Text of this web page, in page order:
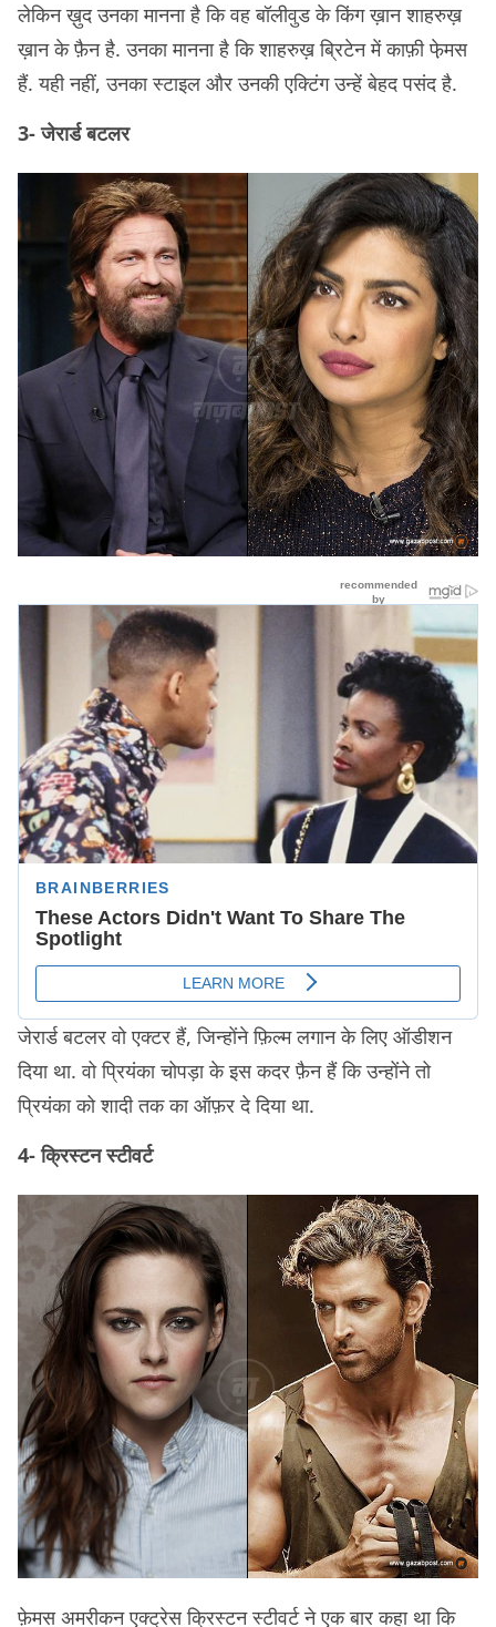
लेकिन ख़ुद उनका मानना है कि वह बॉलीवुड के किंग ख़ान शाहरुख़
ख़ान के फ़ैन है. उनका मानना है कि शाहरुख़ ब्रिटेन में काफ़ी फे़मस
हैं. यही नहीं, उनका स्टाइल और उनकी एक्टिंग उन्हें बेहद पसंद है.
3- जेरार्ड बटलर
जेरार्ड बटलर वो एक्टर हैं, जिन्होंने फ़िल्म लगान के लिए ऑडीशन
दिया था. वो प्रियंका चोपड़ा के इस कदर फ़ैन हैं कि उन्होंने तो
प्रियंका को शादी तक का ऑफ़र दे दिया था.
4- क्रिस्टन स्टीवर्ट
फ़ेमस अमरीकन एक्ट्रेस क्रिस्टन स्टीवर्ट ने एक बार कहा था कि